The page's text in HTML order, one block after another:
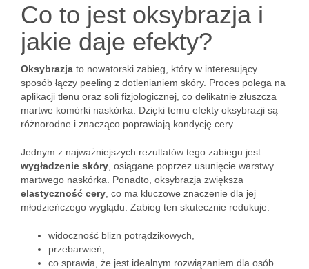
Co to jest oksybrazja i
jakie daje efekty?
Oksybrazja to nowatorski zabieg, który w interesujący
sposób łączy peeling z dotlenianiem skóry. Proces polega na
aplikacji tlenu oraz soli fizjologicznej, co delikatnie złuszcza
martwe komórki naskórka. Dzięki temu efekty oksybrazji są
różnorodne i znacząco poprawiają kondycję cery.
Jednym z najważniejszych rezultatów tego zabiegu jest
wygładzenie skóry , osiągane poprzez usunięcie warstwy
martwego naskórka. Ponadto, oksybrazja zwiększa
elastyczność cery , co ma kluczowe znaczenie dla jej
młodzieńczego wyglądu. Zabieg ten skutecznie redukuje:
widoczność blizn potrądzikowych,
przebarwień,
co sprawia, że jest idealnym rozwiązaniem dla osób